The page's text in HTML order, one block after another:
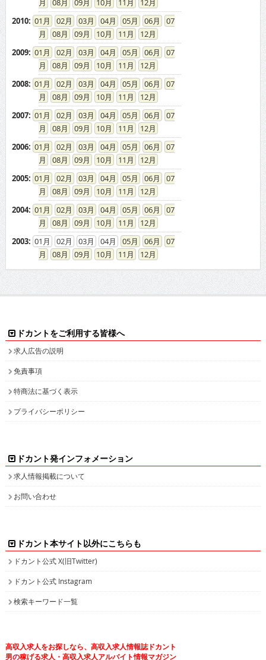
01 02 03 04 05 06
08
09 10 11
12
01 02 03 04 05 06
08
09 10 11
12
01 02 03 04 05 06
08
09 10 11
12
01 02 03 04 05 06
08
09 10 11
12
01 02 03 04 05 06
08
09 10 11
12
01 02 03 04 05 06
08
09 10 11
12
01 02 03 04 05 06
08
09 10 11
12
01 02 03 04 05 06
08
09 10 11 12
求人広告の説明
免責事項
特商法に基づく表示
プライバシーポリシー
求人情報掲載について
お問い合わせ
ドカント公式 X(旧Twitter)
ドカント公式 Instagram
検索キーワード一覧
男の稼げる求人・高収入求人アルバイト情報マガジン
最新の高収入求人情報をゲットしてドカント稼ごう。